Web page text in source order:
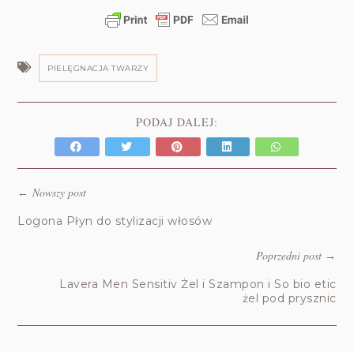
PIELĘGNACJA TWARZY
PODAJ DALEJ:
←Nowszy post
Logona Płyn do stylizacji włosów
Poprzedni post→
Lavera Men Sensitiv Żel i Szampon i So bio etic
żel pod prysznic